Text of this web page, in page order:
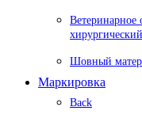
Ветеринарное
хирургический
Шовный
Маркировка
Back